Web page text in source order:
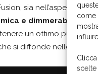
come
scelte
sia nell’aspetto sia
e dimmerabile ,
un ottimo punto
si diffonde nello spazio